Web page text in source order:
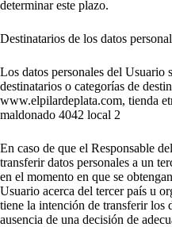
determinar este plazo.
Destinatarios de los datos
Los datos personales del Usuario
destinatarios o categorías de
www.elpilardeplata.com, tienda
maldonado 4042 local 2
En caso de que el Responsable
transferir datos personales a un
en el momento en que se
Usuario acerca del tercer país u
tiene la intención de transferir los
ausencia de una decisión de